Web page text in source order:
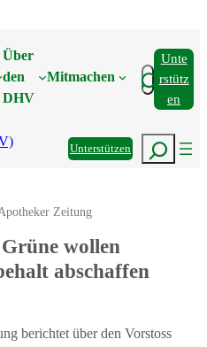
Über
den
DHV
Mitmachen Suchen
Unte
Rstütz
En
UnterstützenSuchen
Zeitung
wollen
abschaffen
berichtet über den Vorstoss